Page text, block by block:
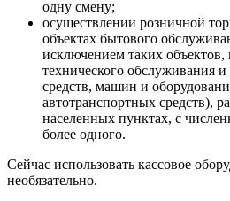
одну смену;
осуществлении розничной
объектах бытового
исключением таких объектов,
технического обслуживания
средств, машин и
автотранспортных средств),
населенных пунктах, с
более одного.
Сейчас использовать кассовое
необязательно.